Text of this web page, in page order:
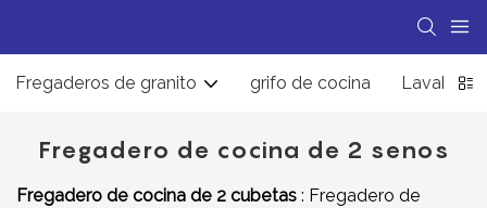
Fregaderos de granito grifo de cocina Lavabo
Fregadero de cocina de 2 senos
Fregadero de cocina de 2 cubetas : Fregadero de